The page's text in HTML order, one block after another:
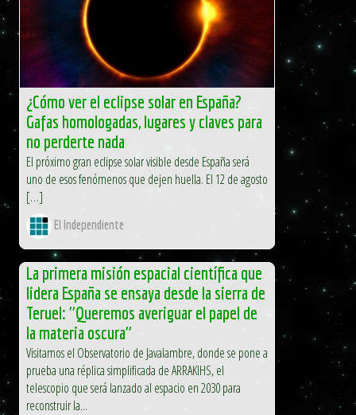
¿Cómo ver el eclipse solar en España?
Gafas homologadas, lugares y claves para
no perderte nada
El próximo gran eclipse solar visible desde España será
uno de esos fenómenos que dejen huella. El 12 de agosto
[…]
El Independiente
La primera misión espacial científica que
lidera España se ensaya desde la sierra de
Teruel: "Queremos averiguar el papel de
la materia oscura"
Visitamos el Observatorio de Javalambre, donde se pone a
prueba una réplica simplificada de ARRAKIHS, el
telescopio que será lanzado al espacio en 2030 para
reconstruir la...